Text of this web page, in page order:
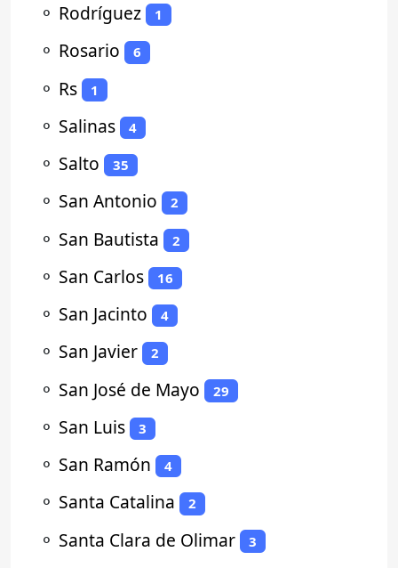
⚬ Rodríguez 1
⚬ Rosario 6
⚬ Rs 1
⚬ Salinas 4
⚬ Salto 35
⚬ San Antonio 2
⚬ San Bautista 2
⚬ San Carlos 16
⚬ San Jacinto 4
⚬ San Javier 2
⚬ San José de Mayo 29
⚬ San Luis 3
⚬ San Ramón 4
⚬ Santa Catalina 2
⚬ Santa Clara de Olimar 3